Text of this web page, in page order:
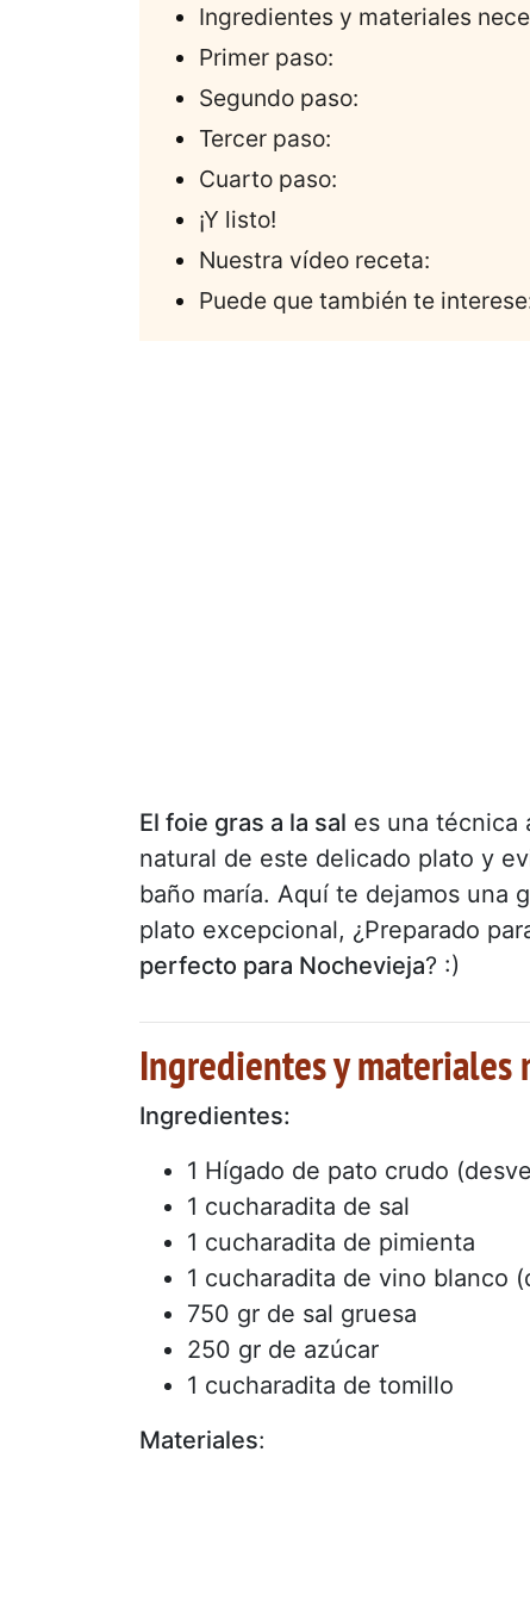
Ingredientes y materiales
Primer paso:
Segundo paso:
Tercer paso:
Cuarto paso:
¡Y listo!
Nuestra vídeo receta:
Puede que también te
El foie gras a la sal es una técnica
natural de este delicado plato y
baño maría. Aquí te dejamos una
plato excepcional, ¿Preparado
perfecto para Nochevieja? :)
Ingredientes y materiales
Ingredientes:
1 Hígado de pato crudo
1 cucharadita de sal
1 cucharadita de pimienta
1 cucharadita de vino blanco
750 gr de sal gruesa
250 gr de azúcar
1 cucharadita de tomillo
Materiales: